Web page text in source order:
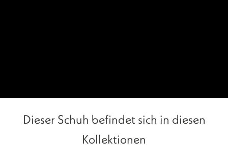
Dieser Schuh befindet sich in diesen
Kollektionen